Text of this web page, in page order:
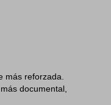
más reforzada.
documental,